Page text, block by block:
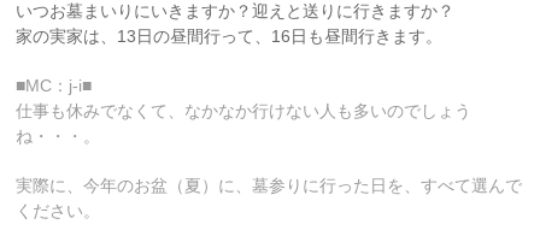
いつお墓まいりにいきますか？迎えと送りに行きますか？
家の実家は、13日の昼間行って、16日も昼間行きます。
■MC：j-i■
仕事も休みでなくて、なかなか行けない人も多いのでしょう
ね・・・。
実際に、今年のお盆（夏）に、墓参りに行った日を、すべて選んで
ください。